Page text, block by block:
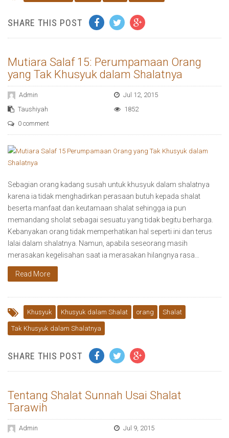
SHARE THIS POST
Mutiara Salaf 15: Perumpamaan Orang
yang Tak Khusyuk dalam Shalatnya
Admin
Jul 12, 2015
Taushiyah
1852
0 comment
Sebagian orang kadang susah untuk khusyuk dalam shalatnya
karena ia tidak menghadirkan perasaan butuh kepada shalat
beserta manfaat dan keutamaan shalat sehingga ia pun
memandang sholat sebagai sesuatu yang tidak begitu berharga.
Kebanyakan orang tidak memperhatikan hal seperti ini dan terus
lalai dalam shalatnya. Namun, apabila seseorang masih
merasakan kegelisahan saat ia merasakan hilangnya rasa…
Read More
Khusyuk Khusyuk dalam Shalat orang Shalat
Tak Khusyuk dalam Shalatnya
SHARE THIS POST
Tentang Shalat Sunnah Usai Shalat
Tarawih
Admin
Jul 9, 2015